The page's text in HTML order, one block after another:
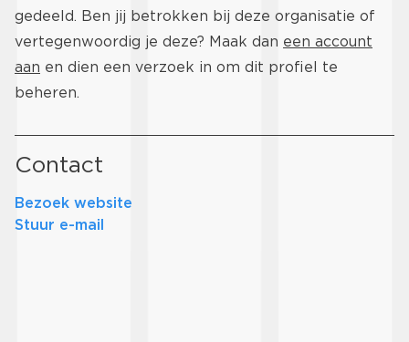
gedeeld. Ben jij betrokken bij deze organisatie of
vertegenwoordig je deze? Maak dan een account
aan en dien een verzoek in om dit profiel te
beheren.
Contact
Bezoek website
Stuur e-mail